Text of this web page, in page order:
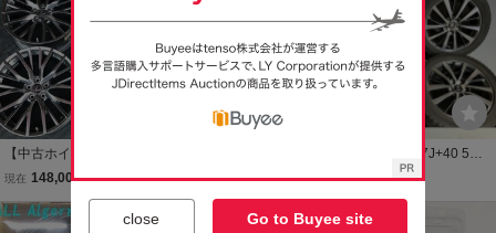
ト
ェルファイア アルファ
ード
【中古ホイール4本】レク
サス RX Fスポーツ 純正
20インチ
現在 148,000円
4.3 5穴 ナット付属
現在 77,000円
クラウン R17 7J+40 5穴
PCD114.3 平座 ハブ径60
イール 5H ピッチ114.3 A
現在 30,000円
close Go to Buyee site